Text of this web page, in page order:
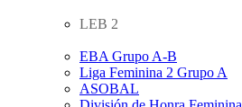
LEB 2
EBA Grupo A-B
Liga Feminina 2 Grupo A
ASOBAL